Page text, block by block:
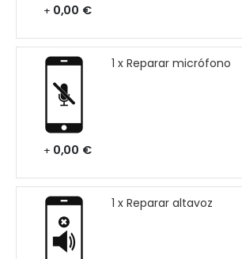
+ 0,00 €
1 x Reparar micrófono
+ 0,00 €
1 x Reparar altavoz